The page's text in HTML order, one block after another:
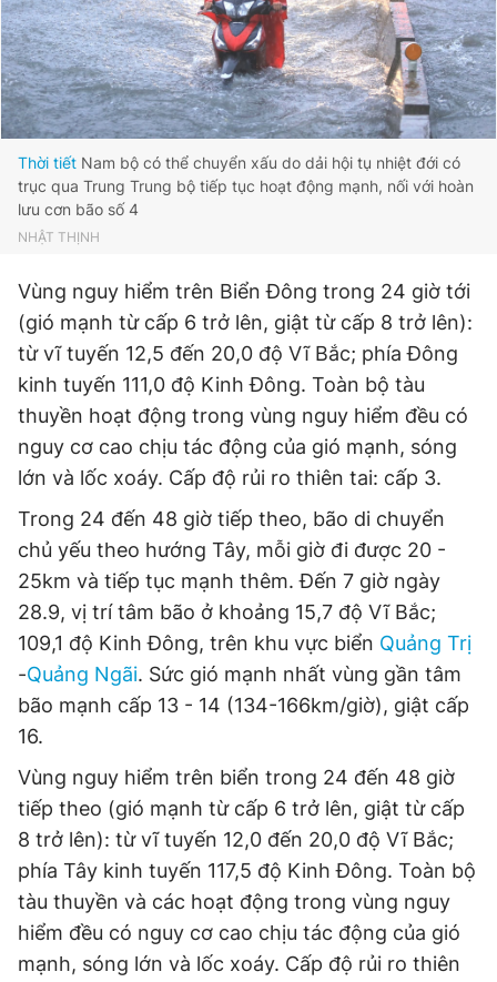
Thời tiết Nam bộ có thể chuyển xấu do dải hội tụ nhiệt đới có
trục qua Trung Trung bộ tiếp tục hoạt động mạnh, nối với hoàn
lưu cơn bão số 4
NHẬT THỊNH
Vùng nguy hiểm trên Biển Đông trong 24 giờ tới
(gió mạnh từ cấp 6 trở lên, giật từ cấp 8 trở lên):
từ vĩ tuyến 12,5 đến 20,0 độ Vĩ Bắc; phía Đông
kinh tuyến 111,0 độ Kinh Đông. Toàn bộ tàu
thuyền hoạt động trong vùng nguy hiểm đều có
nguy cơ cao chịu tác động của gió mạnh, sóng
lớn và lốc xoáy. Cấp độ rủi ro thiên tai: cấp 3.
Trong 24 đến 48 giờ tiếp theo, bão di chuyển
chủ yếu theo hướng Tây, mỗi giờ đi được 20 -
25km và tiếp tục mạnh thêm. Đến 7 giờ ngày
28.9, vị trí tâm bão ở khoảng 15,7 độ Vĩ Bắc;
109,1 độ Kinh Đông, trên khu vực biển Quảng Trị
-Quảng Ngãi. Sức gió mạnh nhất vùng gần tâm
bão mạnh cấp 13 - 14 (134-166km/giờ), giật cấp
16.
Vùng nguy hiểm trên biển trong 24 đến 48 giờ
tiếp theo (gió mạnh từ cấp 6 trở lên, giật từ cấp
8 trở lên): từ vĩ tuyến 12,0 đến 20,0 độ Vĩ Bắc;
phía Tây kinh tuyến 117,5 độ Kinh Đông. Toàn bộ
tàu thuyền và các hoạt động trong vùng nguy
hiểm đều có nguy cơ cao chịu tác động của gió
mạnh, sóng lớn và lốc xoáy. Cấp độ rủi ro thiên